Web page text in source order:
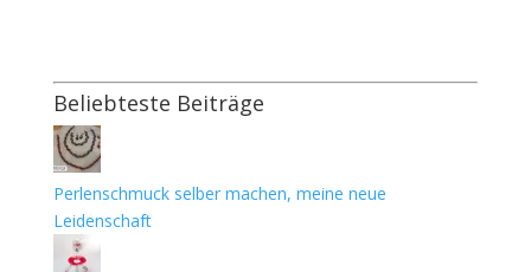
Beliebteste Beiträge
Perlenschmuck selber machen, meine neue
Leidenschaft